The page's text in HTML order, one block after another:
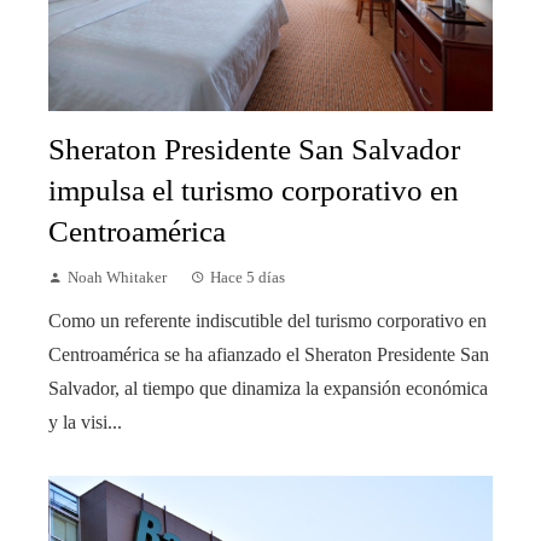
Sheraton Presidente San Salvador
impulsa el turismo corporativo en
Centroamérica
Noah Whitaker Hace 5 días
Como un referente indiscutible del turismo corporativo en
Centroamérica se ha afianzado el Sheraton Presidente San
Salvador, al tiempo que dinamiza la expansión económica
y la visi...